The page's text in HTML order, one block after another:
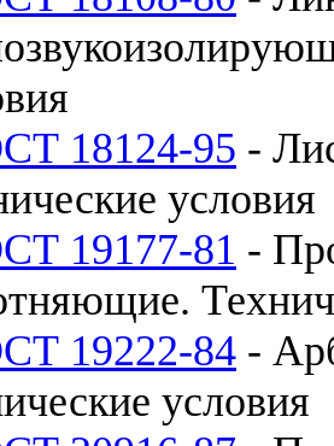
18124-95 -
условия
19177-81 -
19222-84 -
условия